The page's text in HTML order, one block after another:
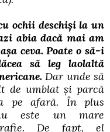
ochii deschiși la un
abia dacă mai am
ceva. Poate o să-i
să leg laolaltă
Dar unde să
de umblat și parcă
pe afară. În plus
este un mare
De fapt, el